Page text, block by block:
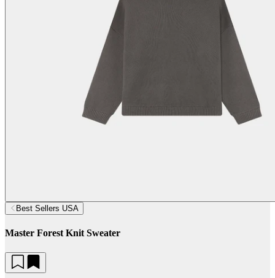
Best Sellers USA
Master Forest Knit Sweater